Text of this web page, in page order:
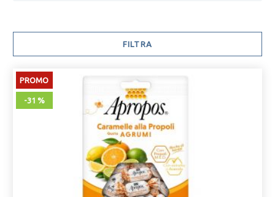
FILTRA
PROMO
-31 %